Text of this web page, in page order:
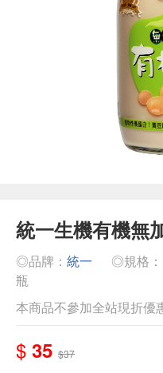
統一生機有機無
◎品牌： 統一
◎規格：
瓶
本商品不參加全站現折優
$ 35 $37